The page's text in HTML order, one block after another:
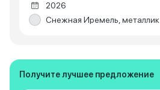
2026
Снежная Иремель, металлик
Получите лучшее предложение